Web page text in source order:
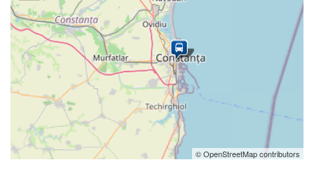
© OpenStreetMap contributors